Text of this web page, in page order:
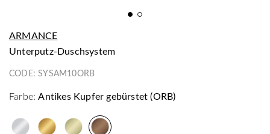
ARMANCE
Unterputz-Duschsystem
CODE:SYSAM10ORB
Farbe: Antikes Kupfer gebürstet (ORB)